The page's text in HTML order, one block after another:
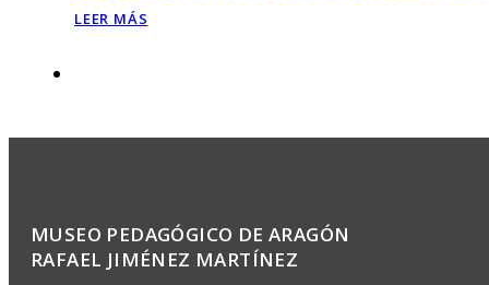
LEER MÁS
MUSEO PEDAGÓGICO DE ARAGÓN
RAFAEL JIMÉNEZ MARTÍNEZ